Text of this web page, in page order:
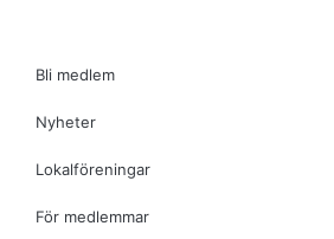
Bli medlem
Nyheter
Lokalföreningar
För medlemmar